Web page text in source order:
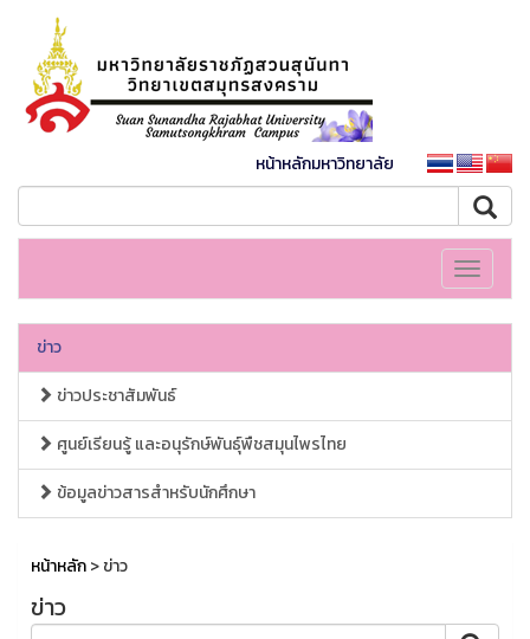
หน้าหลักมหาวิทยาลัย
Toggle
ข่าว
ข่าวประชาสัมพันธ์
ศูนย์เรียนรู้ และอนุรักษ์พันธุ์พืชสมุนไพรไทย
ข้อมูลข่าวสารสำหรับนักศึกษา
หน้าหลัก> ข่าว
ข่าว